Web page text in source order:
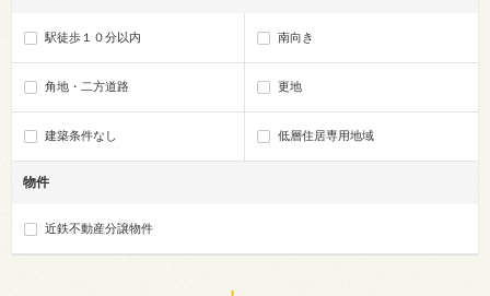
駅徒歩１０分以内 南向き
角地・二方道路 更地
建築条件なし 低層住居専用地域
物件
近鉄不動産分譲物件